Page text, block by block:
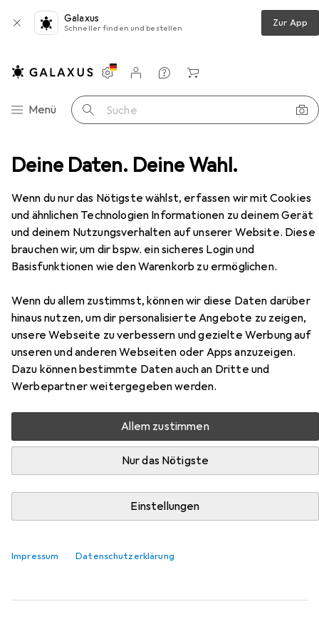
Deine Daten. Deine Wahl.
Wenn du nur das Nötigste wählst, erfassen wir mit Cookies
und ähnlichen Technologien Informationen zu deinem Gerät
und deinem Nutzungsverhalten auf unserer Website. Diese
brauchen wir, um dir bspw. ein sicheres Login und
Basisfunktionen wie den Warenkorb zu ermöglichen.
Wenn du allem zustimmst, können wir diese Daten darüber
hinaus nutzen, um dir personalisierte Angebote zu zeigen,
unsere Webseite zu verbessern und gezielte Werbung auf
unseren und anderen Webseiten oder Apps anzuzeigen.
Dazu können bestimmte Daten auch an Dritte und
Werbepartner weitergegeben werden.
Allem zustimmen
Nur das Nötigste
Einstellungen
Impressum Datenschutzerklärung
Galaxus
Schneller finden und bestellen Zur App
Navigation nach Kategorien
Menü Suche
Einstellungen
Kundenkonto
Vergleichslisten
Merklisten
Warenkorb
Zubehör Zebra Cbl Assy Micro USB Auto Charge
EUR
81,36
Zebra
Cbl Assy Micro USB Auto Charge
Zubehör für Zebra Cbl Assy Micro
USB Auto Charge
Hier findest du passendes Zubehör zum Produkt Zebra
Cbl Assy Micro USB Auto Charge aus der Kategorie
Produktliste
Barcode Scanner Zubehör